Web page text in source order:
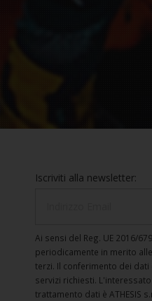
Iscriviti alla newsletter:
Ai sensi del Reg. UE 2016/
periodicamente in merito
terzi. Il conferimento dei
servizi richiesti.
trattamento dati è ATHESIS